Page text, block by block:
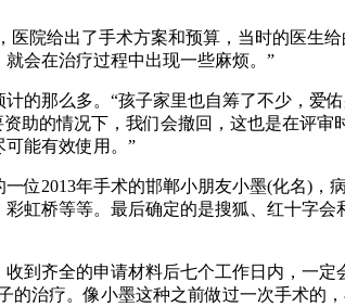
院给出了手术方案和预算，当时的医生
会在治疗过程中出现一些麻烦。”
的那么多。“孩子家里也自筹了不少，爱
助的情况下，我们会撤回，这也是在评
能有效使用。”
位2013年手术的邯郸小朋友小墨(化名)
虹桥等等。最后确定的是搜狐、红十字
到齐全的申请材料后七个工作日内，一
治疗。像小墨这种之前做过一次手术的